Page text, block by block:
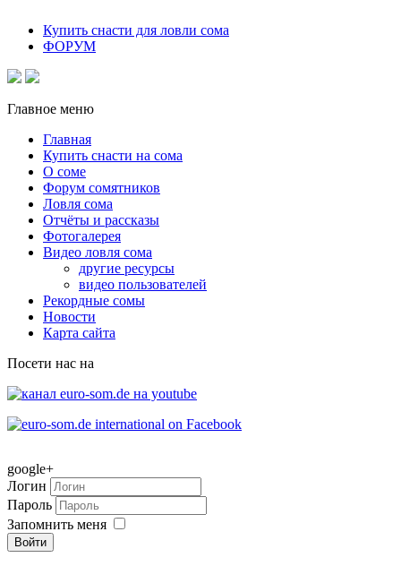
Купить снасти для ловли сома
ФОРУМ
Главное меню
Главная
Купить снасти на сома
О соме
Форум сомятников
Ловля сома
Отчёты и рассказы
Фотогалерея
Видео ловля сома
другие ресурсы
видео пользователей
Рекордные сомы
Новости
Карта сайта
Посети нас на
google+
Логин
Пароль
Запомнить меня
Войти